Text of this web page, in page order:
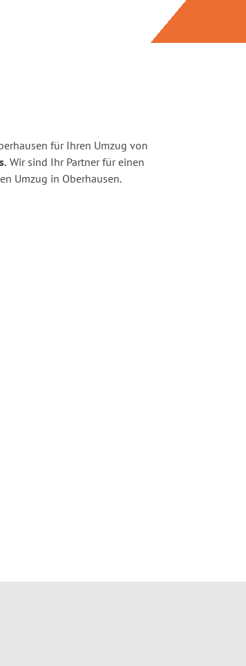
für Ihren Umzug von
Wir sind Ihr Partner für einen
Umzug in Oberhausen.